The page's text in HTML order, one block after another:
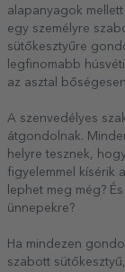
alapanyagok
egy személyre
sütőkesztyűre
legfinomabb
az asztal
A szenvedélyes
átgondolnak.
helyre tesznek,
figyelemmel kísérik
lephet meg még?
ünnepekre?
Ha mindezen
szabott